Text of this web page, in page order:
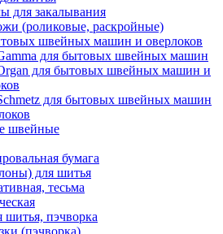
для закалывания
(роликовые, раскройные)
швейных машин и оверлоков
для бытовых швейных машин
для бытовых швейных машин и
для бытовых швейных машин
швейные
бумага
для шитья
тесьма
пэчворка
(пэчворка)